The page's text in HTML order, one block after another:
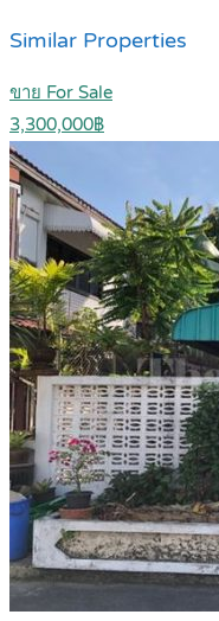
Similar Properties
ขาย For Sale
3,300,000฿